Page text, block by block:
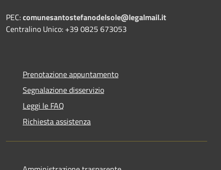
PEC:comunesantostefanodelsole@legalmail.it
Centralino Unico: +39 0825 673053
Prenotazione appuntamento
Segnalazione disservizio
Leggi le FAQ
Richiesta assistenza